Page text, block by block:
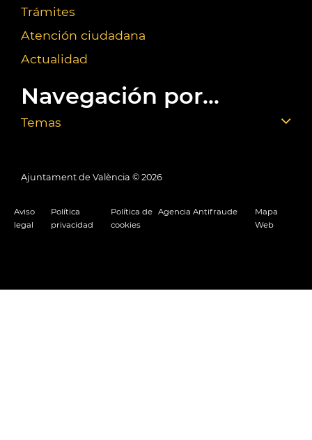
Trámites
Atención ciudadana
Actualidad
Navegación por...
Temas
Ajuntament de València © 2026
Aviso
legal
Política
privacidad
Política de
cookies
Agencia Antifraude
Mapa
Web